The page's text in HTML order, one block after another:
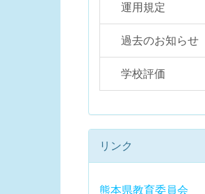
運用規定
過去のお知らせ
学校評価
リンク
熊本県教育委員会